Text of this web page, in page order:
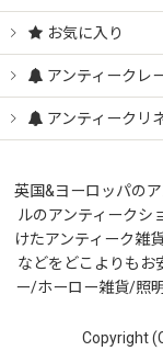
お気に入り
アンティークレ
アンティークリ
英国&ヨーロッパの
ルのアンティークシ
けたアンティーク雑
などをどこよりもお
ー/ホーロー雑貨/照
Copyright